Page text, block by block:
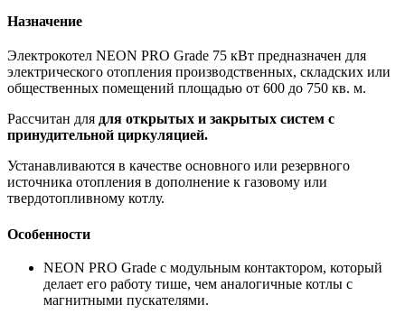
Назначение
Электрокотел NEON PRO Grade 75 кВт предназначен для
электрического отопления производственных, складских или
общественных помещений площадью от 600 до 750 кв. м.
Рассчитан для для открытых и закрытых систем с
принудительной циркуляцией.
Устанавливаются в качестве основного или резервного
источника отопления в дополнение к газовому или
твердотопливному котлу.
Особенности
NEON PRO Grade с модульным контактором, который
делает его работу тише, чем аналогичные котлы с
магнитными пускателями.